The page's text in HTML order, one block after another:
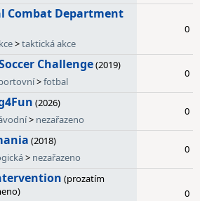
Combat Department
>taktická akce
0
Challenge(2019)
>fotbal
0
(2026)
> nezařazeno
0
(2018)
> nezařazeno
0
(prozatím
0